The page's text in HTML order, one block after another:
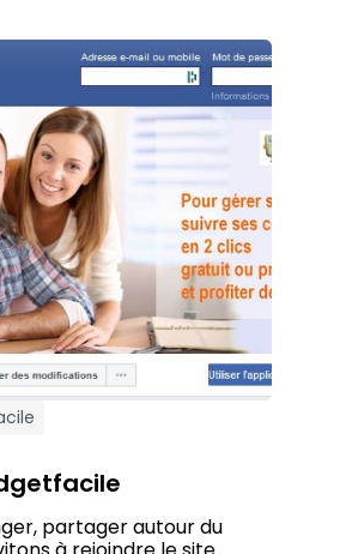
partager autour du